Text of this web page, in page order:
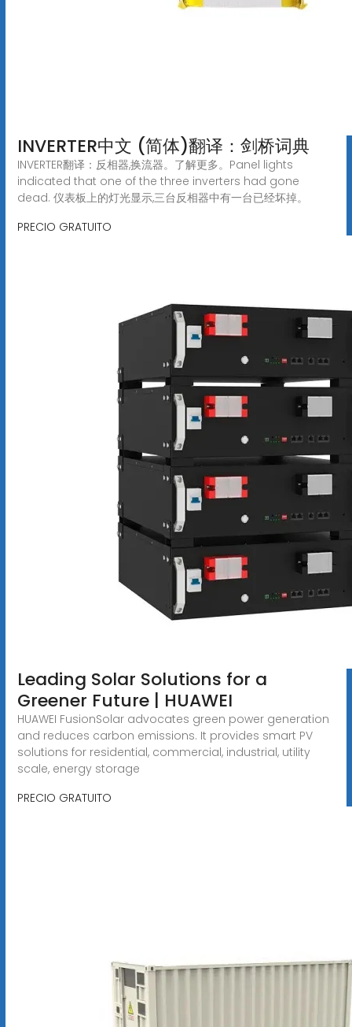
INVERTER中文 (简体)翻译：剑桥词典
INVERTER翻译：反相器,换流器。了解更多。Panel lights
indicated that one of the three inverters had gone
dead. 仪表板上的灯光显示,三台反相器中有一台已经坏掉。
PRECIO GRATUITO
Leading Solar Solutions for a
Greener Future | HUAWEI
HUAWEI FusionSolar advocates green power generation
and reduces carbon emissions. It provides smart PV
solutions for residential, commercial, industrial, utility
scale, energy storage
PRECIO GRATUITO